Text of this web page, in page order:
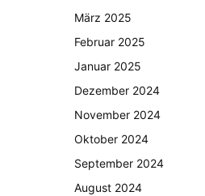
März 2025
Februar 2025
Januar 2025
Dezember 2024
November 2024
Oktober 2024
September 2024
August 2024